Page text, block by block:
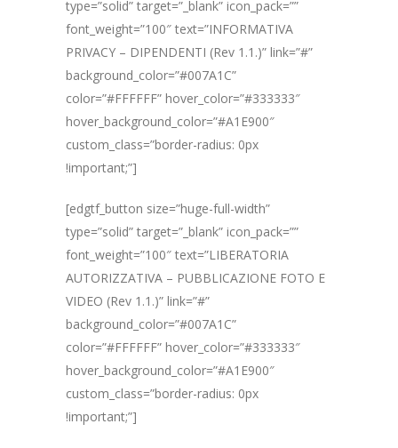
type=”solid” target=”_blank” icon_pack=””
font_weight=”100″ text=”INFORMATIVA
PRIVACY – DIPENDENTI (Rev 1.1.)” link=”#”
background_color=”#007A1C”
color=”#FFFFFF” hover_color=”#333333″
hover_background_color=”#A1E900″
custom_class=”border-radius: 0px
!important;”]
[edgtf_button size=”huge-full-width”
type=”solid” target=”_blank” icon_pack=””
font_weight=”100″ text=”LIBERATORIA
AUTORIZZATIVA – PUBBLICAZIONE FOTO E
VIDEO (Rev 1.1.)” link=”#”
background_color=”#007A1C”
color=”#FFFFFF” hover_color=”#333333″
hover_background_color=”#A1E900″
custom_class=”border-radius: 0px
!important;”]